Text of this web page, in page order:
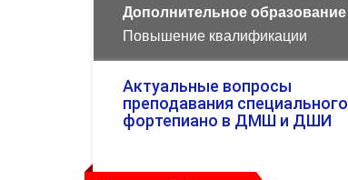
Дополнительное образование
Повышение квалификации
Актуальные вопросы
преподавания специального
фортепиано в ДМШ и ДШИ